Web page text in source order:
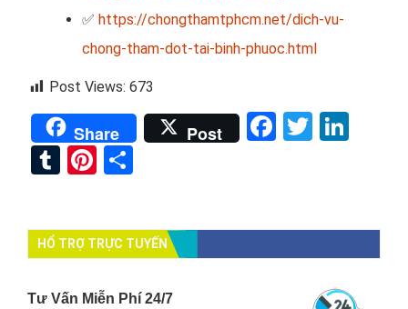
✅ https://chongthamtphcm.net/dich-vu-
chong-tham-dot-tai-binh-phuoc.html
Post Views: 673
Share Post Facebook
Twitter
TumblrPinterest
HỔ TRỢ TRỰC TUYẾN
Tư Vấn Miễn Phí 24/7